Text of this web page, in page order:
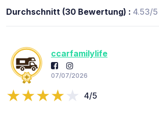
Durchschnitt (30 Bewertung) : 4.53/5
ccarfamilylife
07/07/2026
4/5